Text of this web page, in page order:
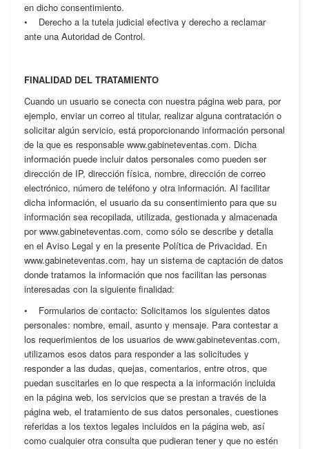
en dicho consentimiento.
• Derecho a la tutela judicial efectiva y derecho a reclamar
ante una Autoridad de Control.
FINALIDAD DEL TRATAMIENTO
Cuando un usuario se conecta con nuestra página web para, por
ejemplo, enviar un correo al titular, realizar alguna contratación o
solicitar algún servicio, está proporcionando información personal
de la que es responsable www.gabineteventas.com. Dicha
información puede incluir datos personales como pueden ser
dirección de IP, dirección física, nombre, dirección de correo
electrónico, número de teléfono y otra información. Al facilitar
dicha información, el usuario da su consentimiento para que su
información sea recopilada, utilizada, gestionada y almacenada
por www.gabineteventas.com, como sólo se describe y detalla
en el Aviso Legal y en la presente Política de Privacidad. En
www.gabineteventas.com, hay un sistema de captación de datos
donde tratamos la información que nos facilitan las personas
interesadas con la siguiente finalidad:
• Formularios de contacto: Solicitamos los siguientes datos
personales: nombre, email, asunto y mensaje. Para contestar a
los requerimientos de los usuarios de www.gabineteventas.com,
utilizamos esos datos para responder a las solicitudes y
responder a las dudas, quejas, comentarios, entre otros, que
puedan suscitarles en lo que respecta a la información incluida
en la página web, los servicios que se prestan a través de la
página web, el tratamiento de sus datos personales, cuestiones
referidas a los textos legales incluidos en la página web, así
como cualquier otra consulta que pudieran tener y que no estén